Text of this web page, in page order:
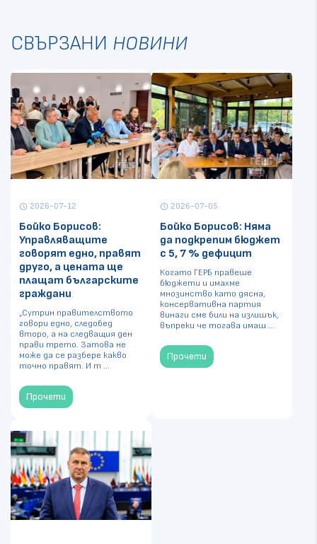
СВЪРЗАНИ НОВИНИ
schedule 2026-07-12
Бойко Борисов:
Управляващите
говорят едно, правят
друго, а цената ще
плащат българските
граждани
„Сутрин правителството
говори едно, следобед
второ, а на следващия ден
прави трето. Затова не
може да се разбере какво
точно правят. И т ...
Прочети
schedule 2026-07-05
Бойко Борисов: Няма
да подкрепим бюджет
с 5, 7 % дефицит
Когато ГЕРБ правеше
бюджети и имахме
мнозинство като дясна,
консервативна партия
винаги сме били на излишък,
въпреки че тогава имаш ...
Прочети